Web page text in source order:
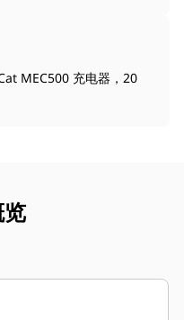
MEC500 充电器，20